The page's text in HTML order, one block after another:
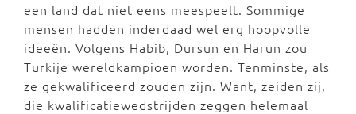
een land dat niet eens meespeelt. Sommige
mensen hadden inderdaad wel erg hoopvolle
ideeën. Volgens Habib, Dursun en Harun zou
Turkije wereldkampioen worden. Tenminste, als
ze gekwalificeerd zouden zijn. Want, zeiden zij,
die kwalificatiewedstrijden zeggen helemaal